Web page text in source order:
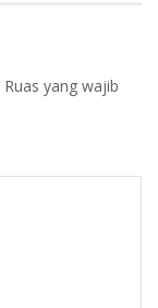
Ruas yang wajib